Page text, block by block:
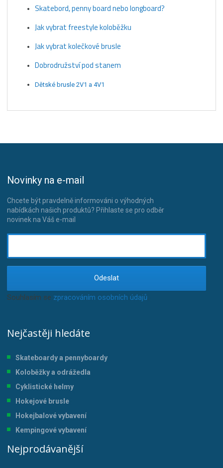
Skatebord, penny board nebo longboard?
Jak vybrat freestyle koloběžku
Jak vybrat kolečkové brusle
Dobrodružství pod stanem
Dětské brusle 2V1 a 4V1
Novinky na e-mail
Chcete být pravdelně informováni o výhodných
nabídkách našich produktů? Přihlaste se pro odběr
novinek na Váš e-mail
Odeslat
Souhlasím se zpracováním osobních údajů.
Nejčastěji hledáte
Skateboardy a pennyboardy
Koloběžky a odrážedla
Cyklistické helmy
Hokejové brusle
Hokejbalové vybavení
Kempingové vybavení
Nejprodávanější